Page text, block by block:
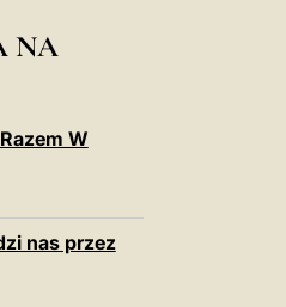
DEUTSCH
العربيّة
LATINE
NA
W
nas przez